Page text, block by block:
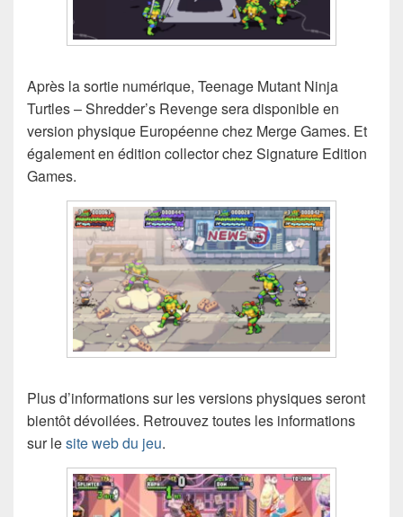
Après la sortie numérique, Teenage Mutant Ninja
Turtles – Shredder’s Revenge sera disponible en
version physique Européenne chez Merge Games. Et
également en édition collector chez Signature Edition
Games.
Plus d’informations sur les versions physiques seront
bientôt dévoilées. Retrouvez toutes les informations
sur lesite web du jeu.